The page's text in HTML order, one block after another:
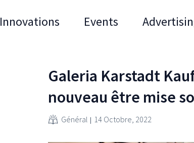
Innovations Events
Galeria Karstadt
nouveau être mise
Général 14 Octobre, 2022